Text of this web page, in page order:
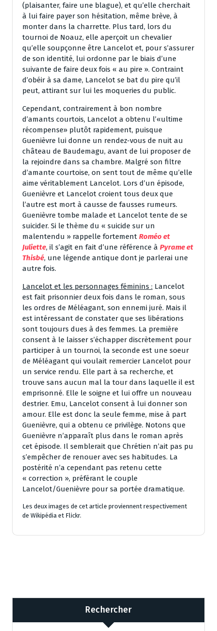
(plaisanter, faire une blague), et qu’elle cherchait
à lui faire payer son hésitation, même brève, à
monter dans la charrette. Plus tard, lors du
tournoi de Noauz, elle aperçoit un chevalier
qu’elle soupçonne être Lancelot et, pour s’assurer
de son identité, lui ordonne par le biais d’une
suivante de faire deux fois « au pire ». Contraint
d’obéir à sa dame, Lancelot se bat du pire qu’il
peut, attirant sur lui les moqueries du public.
Cependant, contrairement à bon nombre
d’amants courtois, Lancelot a obtenu l’«ultime
récompense» plutôt rapidement, puisque
Guenièvre lui donne un rendez-vous de nuit au
château de Baudemagu, avant de lui proposer de
la rejoindre dans sa chambre. Malgré son filtre
d’amante courtoise, on sent tout de même qu’elle
aime véritablement Lancelot. Lors d’un épisode,
Guenièvre et Lancelot croient tous deux que
l’autre est mort à causse de fausses rumeurs.
Guenièvre tombe malade et Lancelot tente de se
suicider. Si le thème du « suicide sur un
malentendu » rappelle fortement Roméo et
Juliette, il s’agit en fait d’une référence à Pyrame et
Thisbé, une légende antique dont je parlerai une
autre fois.
Lancelot et les personnages féminins : Lancelot
est fait prisonnier deux fois dans le roman, sous
les ordres de Méléagant, son ennemi juré. Mais il
est intéressant de constater que ses libérations
sont toujours dues à des femmes. La première
consent à le laisser s’échapper discrètement pour
participer à un tournoi, la seconde est une soeur
de Méléagant qui voulait remercier Lancelot pour
un service rendu. Elle part à sa recherche, et
trouve sans aucun mal la tour dans laquelle il est
emprisonné. Elle le soigne et lui offre un nouveau
destrier. Emu, Lancelot consent à lui donner son
amour. Elle est donc la seule femme, mise à part
Guenièvre, qui a obtenu ce privilège. Notons que
Guenièvre n’apparaît plus dans le roman après
cet épisode. Il semblerait que Chrétien n’ait pas pu
s’empêcher de renouer avec ses habitudes. La
postérité n’a cependant pas retenu cette
« correction », préférant le couple
Lancelot/Guenièvre pour sa portée dramatique.
Les deux images de cet article proviennent respectivement
de Wikipédia et Flickr.
Rechercher